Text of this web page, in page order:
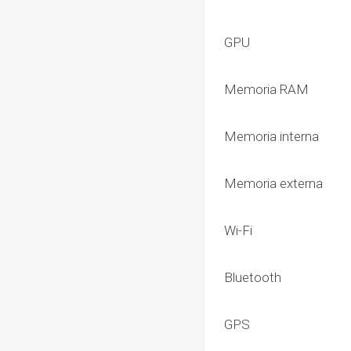
GPU
Memoria RAM
Memoria interna
Memoria externa
Wi-Fi
Bluetooth
GPS